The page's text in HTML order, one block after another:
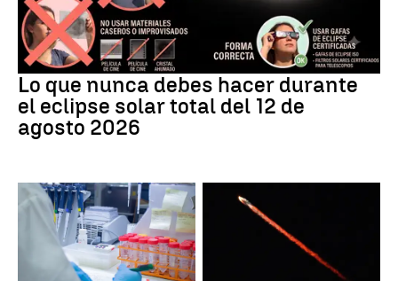
Eclipse
Lo que nunca debes hacer durante
el eclipse solar total del 12 de
agosto 2026